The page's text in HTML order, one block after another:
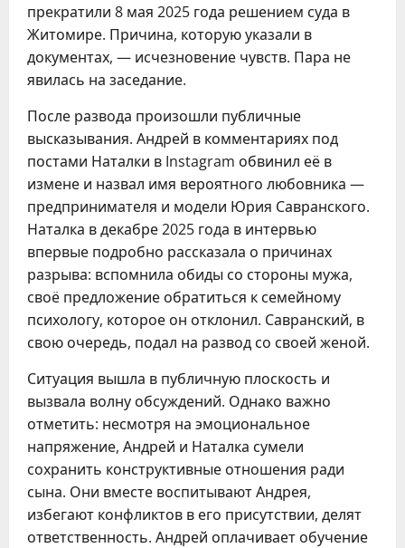
прекратили 8 мая 2025 года решением суда в
Житомире. Причина, которую указали в
документах, — исчезновение чувств. Пара не
явилась на заседание.
После развода произошли публичные
высказывания. Андрей в комментариях под
постами Наталки в Instagram обвинил её в
измене и назвал имя вероятного любовника —
предпринимателя и модели Юрия Савранского.
Наталка в декабре 2025 года в интервью
впервые подробно рассказала о причинах
разрыва: вспомнила обиды со стороны мужа,
своё предложение обратиться к семейному
психологу, которое он отклонил. Савранский, в
свою очередь, подал на развод со своей женой.
Ситуация вышла в публичную плоскость и
вызвала волну обсуждений. Однако важно
отметить: несмотря на эмоциональное
напряжение, Андрей и Наталка сумели
сохранить конструктивные отношения ради
сына. Они вместе воспитывают Андрея,
избегают конфликтов в его присутствии, делят
ответственность. Андрей оплачивает обучение